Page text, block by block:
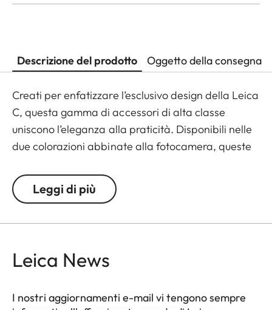
Descrizione del prodotto Oggetto della consegna
Creati per enfatizzare l’esclusivo design della Leica
C, questa gamma di accessori di alta classe
uniscono l’eleganza alla praticità. Disponibili nelle
due colorazioni abbinate alla fotocamera, queste
raffinato metallo sabbiato.
Leggi di più
Leica News
I nostri aggiornamenti e-mail vi tengono sempre